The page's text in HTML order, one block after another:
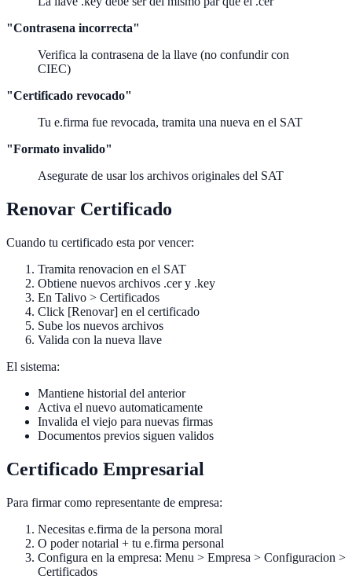
"Contrasena incorrecta"
Verifica la contrasena de la llave (no confundir con
CIEC)
"Certificado revocado"
Tu e.firma fue revocada, tramita una nueva en el SAT
"Formato invalido"
Asegurate de usar los archivos originales del SAT
Renovar Certificado
Cuando tu certificado esta por vencer:
Tramita renovacion en el SAT
Obtiene nuevos archivos .cer y .key
En Talivo > Certificados
Click [Renovar] en el certificado
Sube los nuevos archivos
Valida con la nueva llave
El sistema:
Mantiene historial del anterior
Activa el nuevo automaticamente
Invalida el viejo para nuevas firmas
Documentos previos siguen validos
Certificado Empresarial
Para firmar como representante de empresa:
Necesitas e.firma de la persona moral
O poder notarial + tu e.firma personal
Configura en la empresa: Menu > Empresa > Configuracion >
Certificados